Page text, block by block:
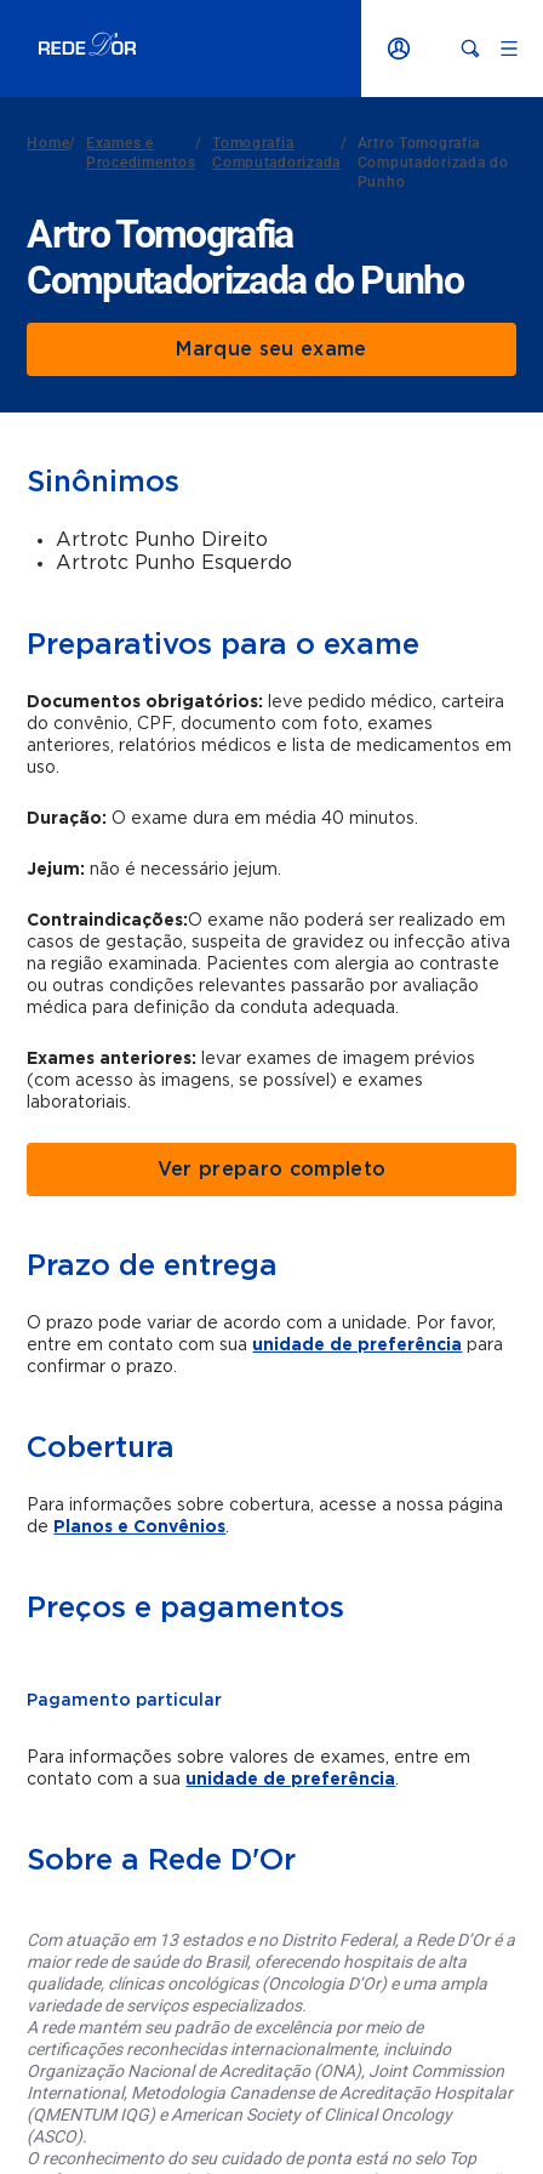
Home/
Exames e
Procedimentos
/
Tomografia
Computadorizada
/
Artro Tomografia
Computadorizada do
Punho
Artro Tomografia
Computadorizada do Punho
Marque seu exame
Sinônimos
Artrotc Punho Direito
Artrotc Punho Esquerdo
Preparativos para o exame
Documentos obrigatórios:
leve pedido médico, carteira
do convênio, CPF, documento com foto, exames
anteriores, relatórios médicos e lista de medicamentos em
uso.
Duração: O exame dura em média 40 minutos.
Jejum: não é necessário jejum.
Contraindicações:O exame não poderá ser realizado em
casos de gestação, suspeita de gravidez ou infecção ativa
na região examinada. Pacientes com alergia ao contraste
ou outras condições relevantes passarão por avaliação
médica para definição da conduta adequada.
Exames anteriores:
levar exames de imagem prévios
(com acesso às imagens, se possível) e exames
laboratoriais.
Ver preparo completo
Prazo de entrega
O prazo pode variar de acordo com a unidade. Por favor,
entre em contato com sua unidade de preferência para
confirmar o prazo.
Cobertura
Para informações sobre cobertura, acesse a nossa página
de Planos e Convênios.
Preços e pagamentos
Pagamento particular
Para informações sobre valores de exames, entre em
contato com a sua unidade de preferência.
Sobre a Rede D'Or
Com atuação em 13 estados e no Distrito Federal, a Rede D’Or é a
maior rede de saúde do Brasil, oferecendo hospitais de alta
qualidade, clínicas oncológicas (Oncologia D’Or) e uma ampla
variedade de serviços especializados.
A rede mantém seu padrão de excelência por meio de
certificações reconhecidas internacionalmente, incluindo
Organização Nacional de Acreditação (ONA), Joint Commission
International, Metodologia Canadense de Acreditação Hospitalar
(QMENTUM IQG) e American Society of Clinical Oncology
(ASCO).
O reconhecimento do seu cuidado de ponta está no selo Top